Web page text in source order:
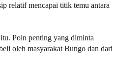
relatif mencapai titik temu antara
Poin penting yang diminta
oleh masyarakat Bungo dan dari